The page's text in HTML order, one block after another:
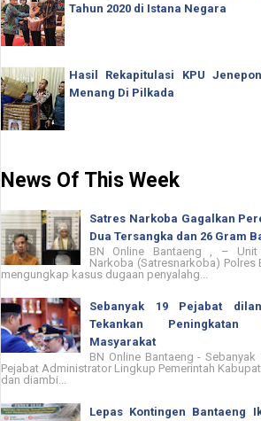
Tahun 2020 di Istana Negara
Hasil Rekapitulasi KPU
Menang Di Pilkada
News Of This Week
Satres Narkoba Gagalkan
Dua Tersangka dan 26 Gram
BN Online Bantaeng , – Unit
Narkoba (Satresnarkoba) Polres
mengungkap kasus dugaan penyalahg...
Sebanyak 19 Pejabat
Tekankan Peningkatan
Masyarakat
BN Online Bantaeng -
Pejabat Administrator Lingkup Pemerintah
dan diambi...
Lepas Kontingen Bantaeng